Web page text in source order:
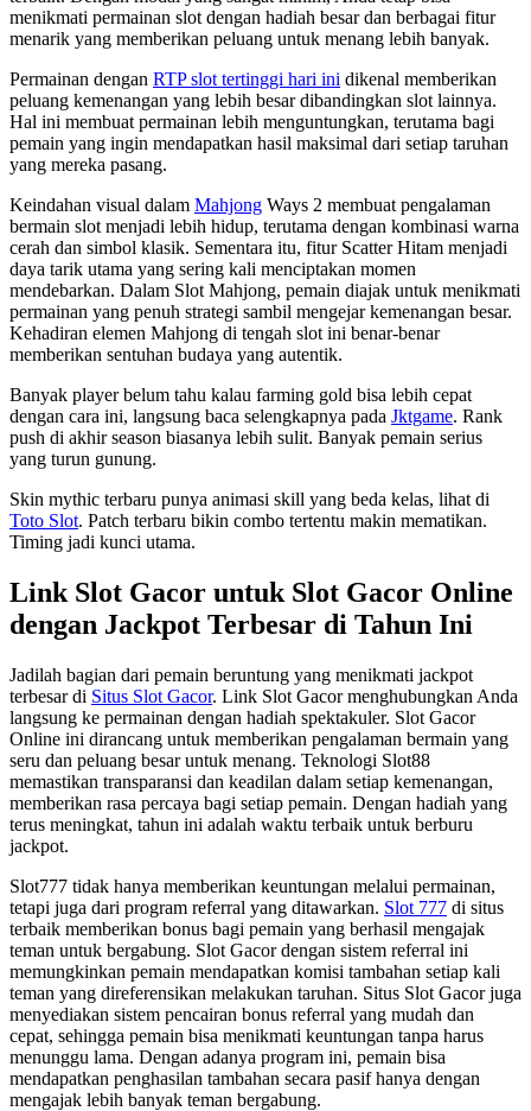
menikmati permainan slot dengan hadiah besar dan berbagai fitur
menarik yang memberikan peluang untuk menang lebih banyak.
Permainan dengan RTP slot tertinggi hari ini dikenal memberikan
peluang kemenangan yang lebih besar dibandingkan slot lainnya.
Hal ini membuat permainan lebih menguntungkan, terutama bagi
pemain yang ingin mendapatkan hasil maksimal dari setiap taruhan
yang mereka pasang.
Keindahan visual dalam Mahjong Ways 2 membuat pengalaman
bermain slot menjadi lebih hidup, terutama dengan kombinasi warna
cerah dan simbol klasik. Sementara itu, fitur Scatter Hitam menjadi
daya tarik utama yang sering kali menciptakan momen
mendebarkan. Dalam Slot Mahjong, pemain diajak untuk menikmati
permainan yang penuh strategi sambil mengejar kemenangan besar.
Kehadiran elemen Mahjong di tengah slot ini benar-benar
memberikan sentuhan budaya yang autentik.
Banyak player belum tahu kalau farming gold bisa lebih cepat
dengan cara ini, langsung baca selengkapnya pada Jktgame. Rank
push di akhir season biasanya lebih sulit. Banyak pemain serius
yang turun gunung.
Skin mythic terbaru punya animasi skill yang beda kelas, lihat di
Toto Slot. Patch terbaru bikin combo tertentu makin mematikan.
Timing jadi kunci utama.
Link Slot Gacor untuk Slot Gacor Online
dengan Jackpot Terbesar di Tahun Ini
Jadilah bagian dari pemain beruntung yang menikmati jackpot
terbesar di Situs Slot Gacor. Link Slot Gacor menghubungkan Anda
langsung ke permainan dengan hadiah spektakuler. Slot Gacor
Online ini dirancang untuk memberikan pengalaman bermain yang
seru dan peluang besar untuk menang. Teknologi Slot88
memastikan transparansi dan keadilan dalam setiap kemenangan,
memberikan rasa percaya bagi setiap pemain. Dengan hadiah yang
terus meningkat, tahun ini adalah waktu terbaik untuk berburu
jackpot.
Slot777 tidak hanya memberikan keuntungan melalui permainan,
tetapi juga dari program referral yang ditawarkan. Slot 777 di situs
terbaik memberikan bonus bagi pemain yang berhasil mengajak
teman untuk bergabung. Slot Gacor dengan sistem referral ini
memungkinkan pemain mendapatkan komisi tambahan setiap kali
teman yang direferensikan melakukan taruhan. Situs Slot Gacor juga
menyediakan sistem pencairan bonus referral yang mudah dan
cepat, sehingga pemain bisa menikmati keuntungan tanpa harus
menunggu lama. Dengan adanya program ini, pemain bisa
mendapatkan penghasilan tambahan secara pasif hanya dengan
mengajak lebih banyak teman bergabung.